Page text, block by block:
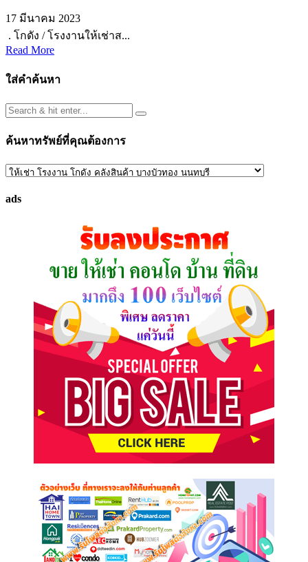
17 มีนาคม 2023
. โกดัง / โรงงานให้เช่าส...
Read More
ใส่คำค้นหา
ค้นหาทรัพย์ที่คุณต้องการ
ค้นหา
ที่
ads